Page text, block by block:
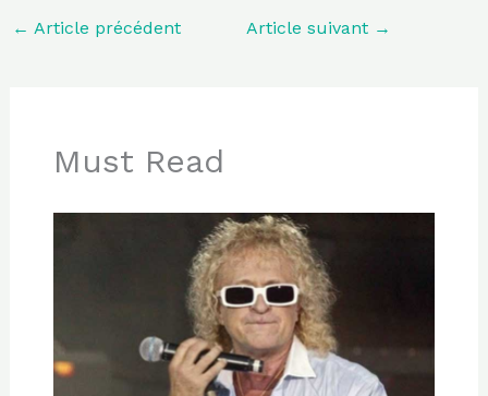
← Article précédent Article suivant →
Must Read